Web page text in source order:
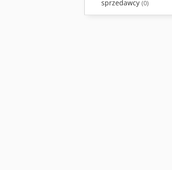
sprzedawcy (0)